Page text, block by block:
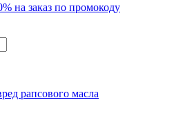
на заказ по промокоду
рапсового масла